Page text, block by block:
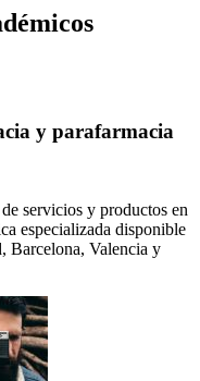
y parafarmacia
servicios y productos en
especializada disponible
Barcelona, Valencia y